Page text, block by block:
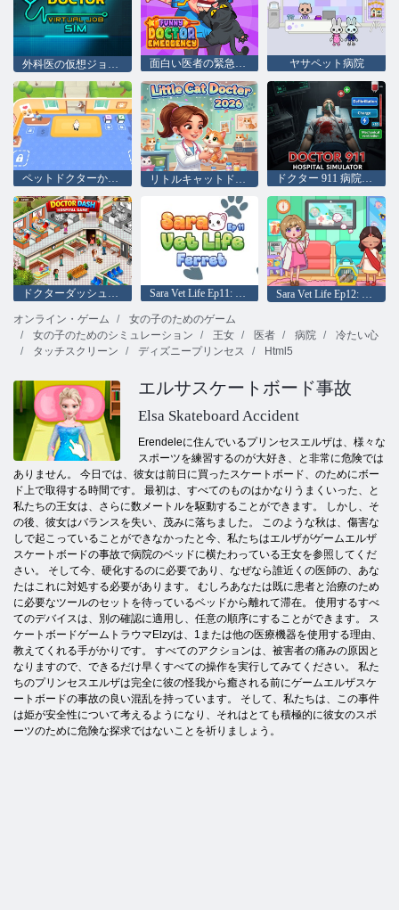
外科医の仮想ジョブシム 面白い医者の緊急事態 ヤサペット病院
ペットドクターかわいい動物 リトルキャットドクター2026 ドクター 911 病院シミュレーター
Sara Vet Life Ep12: カメレオン
オンライン・ゲーム
女の子のためのゲーム
女の子のためのシミュレーション
王女 医者 病院
冷たい心
タッチスクリーン
ディズニープリンセス Html5
エルサスケートボード事故
Elsa Skateboard Accident
Erendeleに住んでいるプリンセスエルザは、様々な
スポーツを練習するのが大好き、と非常に危険では
ありません。 今日では、彼女は前日に買ったスケートボード、のためにボー
ド上で取得する時間です。 最初は、すべてのものはかなりうまくいった、と
私たちの王女は、さらに数メートルを駆動することができます。 しかし、そ
の後、彼女はバランスを失い、茂みに落ちました。 このような秋は、傷害な
しで起こっていることができなかったと今、私たちはエルザがゲームエルザ
スケートボードの事故で病院のベッドに横たわっている王女を参照してくだ
さい。 そして今、硬化するのに必要であり、なぜなら誰近くの医師の、あな
たはこれに対処する必要があります。 むしろあなたは既に患者と治療のため
に必要なツールのセットを待っているベッドから離れて滞在。 使用するすべ
てのデバイスは、別の確認に適用し、任意の順序にすることができます。 ス
ケートボードゲームトラウマElzyは、1または他の医療機器を使用する理由、
教えてくれる手がかりです。 すべてのアクションは、被害者の痛みの原因と
なりますので、できるだけ早くすべての操作を実行してみてください。 私た
ちのプリンセスエルザは完全に彼の怪我から癒される前にゲームエルザスケ
ートボードの事故の良い混乱を持っています。 そして、私たちは、この事件
は姫が安全性について考えるようになり、それはとても積極的に彼女のスポ
ーツのために危険な探求ではないことを祈りましょう。